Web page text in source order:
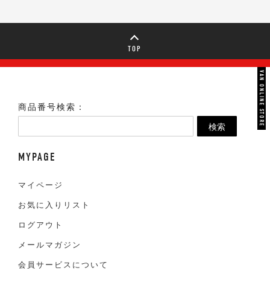
TOP
商品番号検索：
検索
MYPAGE
マイページ
お気に入りリスト
ログアウト
メールマガジン
会員サービスについて
VAN ONLINE STORE